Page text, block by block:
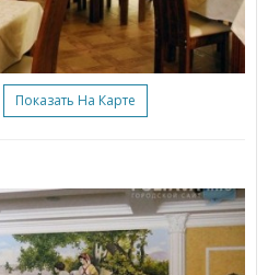
Показать На Карте